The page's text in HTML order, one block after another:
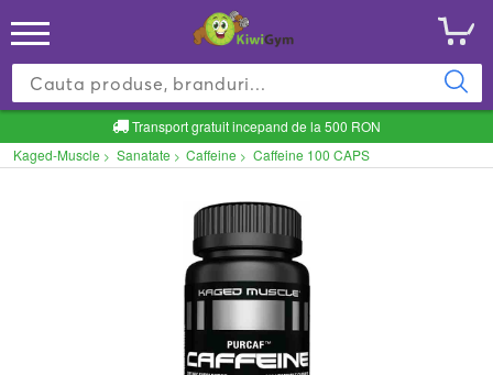
Transport gratuit incepand de la 500 RON
Kaged-Muscle > Sanatate > Caffeine > Caffeine 100 CAPS